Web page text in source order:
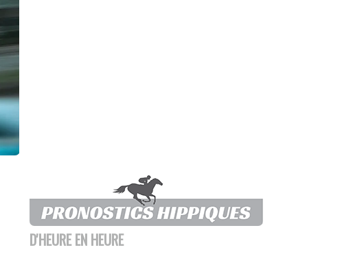
D'HEURE EN HEURE